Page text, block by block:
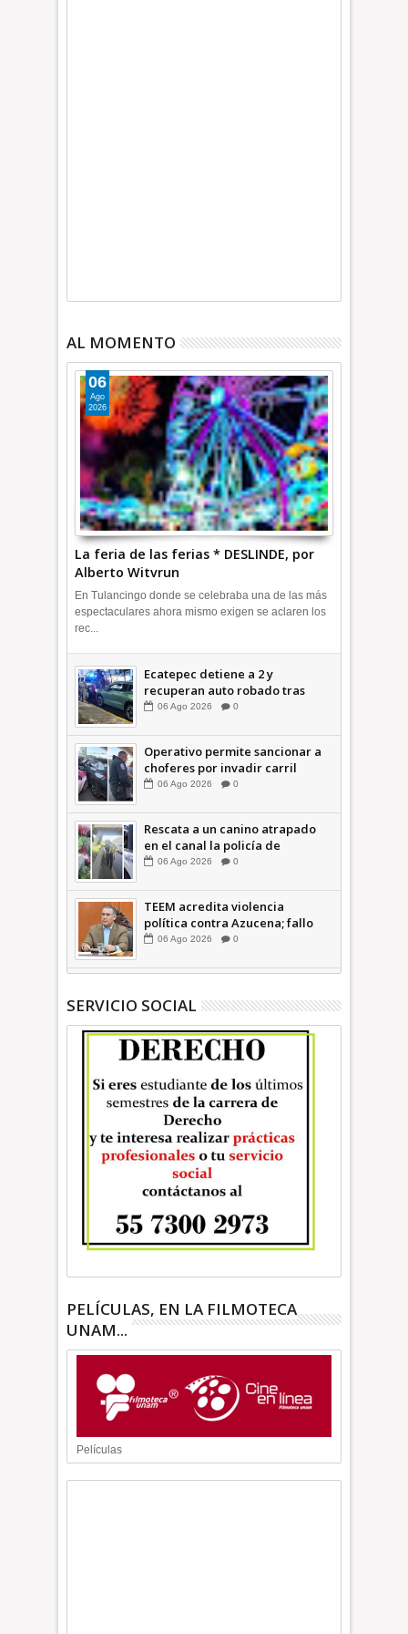
AL MOMENTO
La feria de las ferias * DESLINDE, por
Alberto Witvrun
06
Ago
2026
En Tulancingo donde se celebraba una de las más
espectaculares ahora mismo exigen se aclaren los
rec...
Ecatepec detiene a 2 y
recuperan auto robado tras
operativo con Tecámac +Video
06 Ago 2026 0
Operativo permite sancionar a
choferes por invadir carril
confinado: Ecatepec +Video |
06 Ago 2026 0
Rescata a un canino atrapado
en el canal la policía de
Ecatepec INFORMATIVA
06 Ago 2026 0
TEEM acredita violencia
política contra Azucena; fallo
confirma guerra sucia: Octavio
06 Ago 2026 0
SERVICIO SOCIAL
PELÍCULAS, EN LA FILMOTECA
UNAM...
Películas